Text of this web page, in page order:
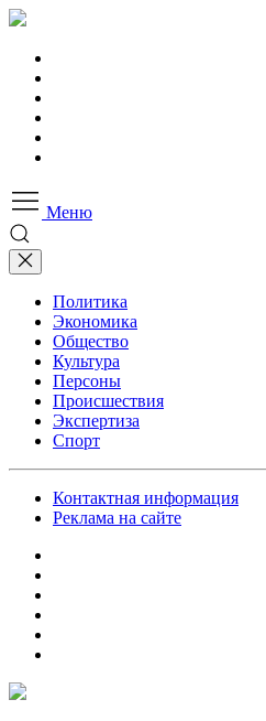
Меню
Политика
Экономика
Общество
Культура
Персоны
Происшествия
Экспертиза
Спорт
Контактная информация
Реклама на сайте